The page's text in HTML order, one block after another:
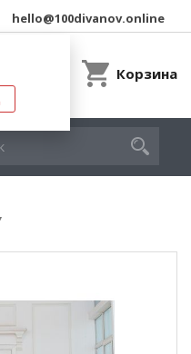
hello@100divanov.online
Корзина